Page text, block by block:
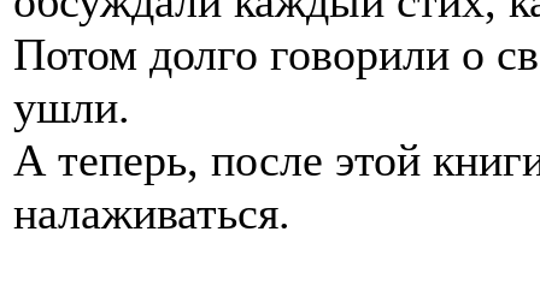
Потом долго говорили о
ушли.
А теперь, после этой
налаживаться.